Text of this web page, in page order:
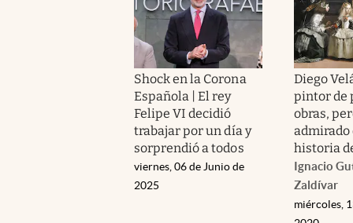
Shock en la Corona
Española | El rey
Felipe VI decidió
trabajar por un día y
sorprendió a todos
viernes, 06 de Junio de
2025
Diego
pintor de
obras,
admirado
historia
Ignacio
Zaldívar
miércoles,